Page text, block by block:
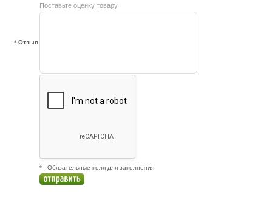
Поставьте оценку товару
* Отзыв
* - Обязательные поля для заполнения